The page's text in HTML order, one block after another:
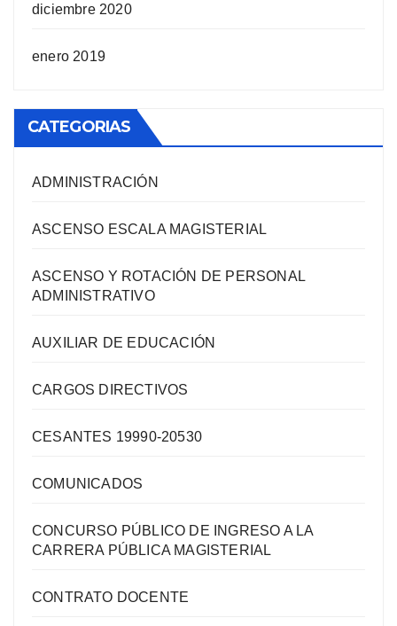
diciembre 2020
enero 2019
CATEGORIAS
ADMINISTRACIÓN
ASCENSO ESCALA MAGISTERIAL
ASCENSO Y ROTACIÓN DE PERSONAL
ADMINISTRATIVO
AUXILIAR DE EDUCACIÓN
CARGOS DIRECTIVOS
CESANTES 19990-20530
COMUNICADOS
CONCURSO PÚBLICO DE INGRESO A LA
CARRERA PÚBLICA MAGISTERIAL
CONTRATO DOCENTE